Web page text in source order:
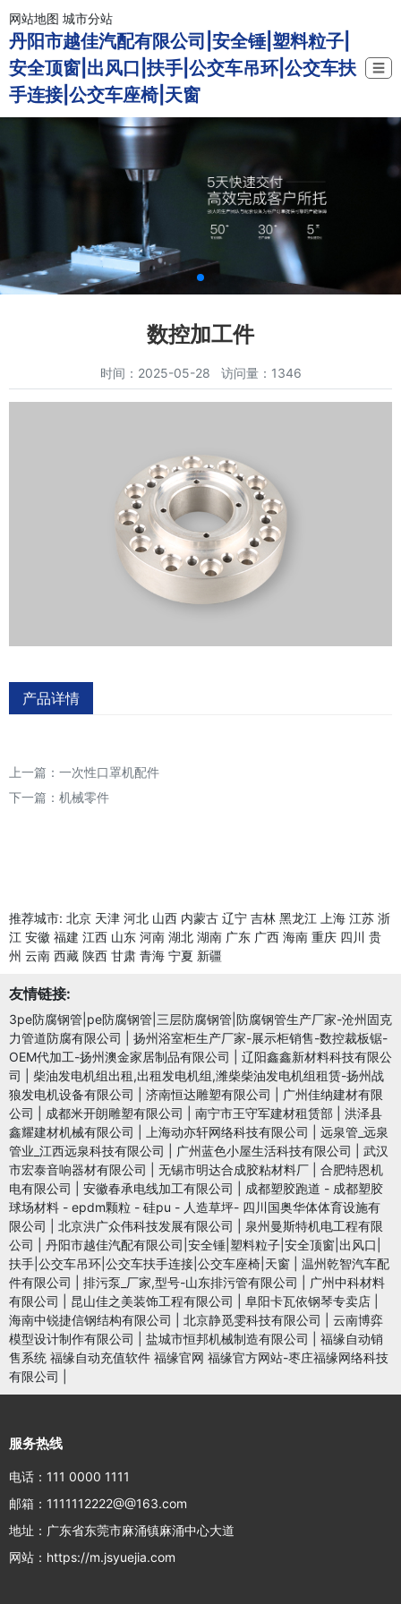
网站地图 城市分站
丹阳市越佳汽配有限公司|安全锤|塑料粒子|
安全顶窗|出风口|扶手|公交车吊环|公交车扶
手连接|公交车座椅|天窗
☰
数控加工件
时间：2025-05-28 访问量：1346
产品详情
上一篇： 一次性口罩机配件
下一篇： 机械零件
推荐城市: 北京 天津 河北 山西 内蒙古 辽宁 吉林 黑龙江 上海 江苏 浙
江 安徽 福建 江西 山东 河南 湖北 湖南 广东 广西 海南 重庆 四川 贵
州 云南 西藏 陕西 甘肃 青海 宁夏 新疆
友情链接:
3pe防腐钢管|pe防腐钢管|三层防腐钢管|防腐钢管生产厂家-沧州固克
力管道防腐有限公司
扬州浴室柜生产厂家-展示柜销售-数控裁板锯-
OEM代加工-扬州澳金家居制品有限公司
辽阳鑫鑫新材料科技有限公
司
柴油发电机组出租,出租发电机组,潍柴柴油发电机组租赁-扬州战
狼发电机设备有限公司
济南恒达雕塑有限公司
广州佳纳建材有限
公司
成都米开朗雕塑有限公司 南宁市王守军建材租赁部
洪泽县
鑫耀建材机械有限公司
上海动亦轩网络科技有限公司
远泉管_远泉
管业_江西远泉科技有限公司
广州蓝色小屋生活科技有限公司
武汉
市宏泰音响器材有限公司
无锡市明达合成胶粘材料厂
合肥特恩机
电有限公司
安徽春承电线加工有限公司
成都塑胶跑道 - 成都塑胶
球场材料 - epdm颗粒 - 硅pu - 人造草坪- 四川国奥华体体育设施有
限公司
北京洪广众伟科技发展有限公司
泉州曼斯特机电工程有限
公司
丹阳市越佳汽配有限公司|安全锤|塑料粒子|安全顶窗|出风口|
扶手|公交车吊环|公交车扶手连接|公交车座椅|天窗
温州乾智汽车配
件有限公司
排污泵_厂家,型号-山东排污管有限公司
广州中科材料
有限公司
昆山佳之美装饰工程有限公司 阜阳卡瓦依钢琴专卖店
海南中锐捷信钢结构有限公司
北京静觅雯科技有限公司
云南博弈
模型设计制作有限公司
盐城市恒邦机械制造有限公司
福缘自动销
售系统 福缘自动充值软件 福缘官网 福缘官方网站-枣庄福缘网络科技
有限公司
服务热线
电话：111 0000 1111
邮箱：1111112222@@163.com
地址：广东省东莞市麻涌镇麻涌中心大道
网站：https://m.jsyuejia.com